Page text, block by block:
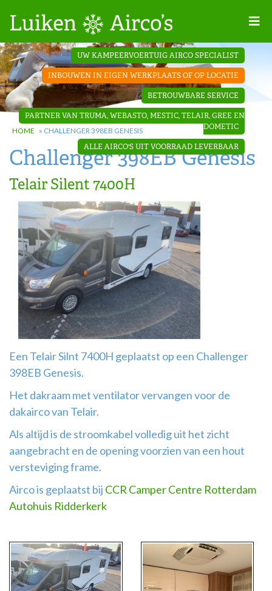
Projecten
Contact
Dakopbouw
airco’s
‘Onder de
bank’ airco’s
‘Teleco
Ultra
Comfort ‘
airco
Airco
montage
UW KAMPEERVOERTUIG AIRCO SPECIALIST
INBOUWEN IN EIGEN WERKPLAATS OF OP LOCATIE
BETROUWBARE SERVICE
PARTNER VAN TRUMA, WEBASTO, MESTIC, TELAIR, GREE EN
DOMETIC
ALLE AIRCO'S UIT VOORRAAD LEVERBAAR
HOME » CHALLENGER 398EB GENESIS
Challenger 398EB Genesis
Telair Silent 7400H
Een Telair Silnt 7400H geplaatst op een Challenger
398EB Genesis.
Het dakraam met ventilator vervangen voor de
dakairco van Telair.
Als altijd is de stroomkabel volledig uit het zicht
aangebracht en de opening voorzien van een hout
versteviging frame.
Airco is geplaatst bij CCR Camper Centre Rotterdam
Autohuis Ridderkerk